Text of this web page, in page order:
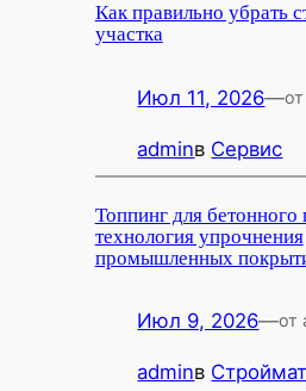
Как правильно убрать
участка
Июл 11, 2026—
adminв Сервис
Топпинг для бетонного
технология упрочнения
промышленных
Июл 9, 2026—от
adminв